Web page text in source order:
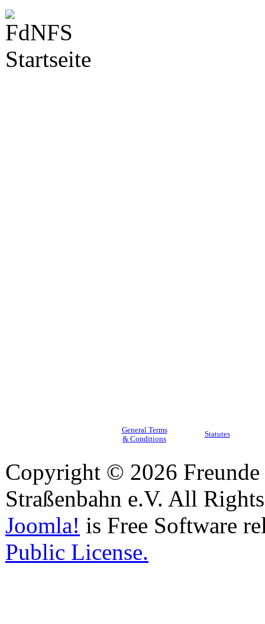
General Terms
& Conditions
Statutes
Copyright © 2026
Straßenbahn e.V. All
Joomla! is Free Software
Public License.